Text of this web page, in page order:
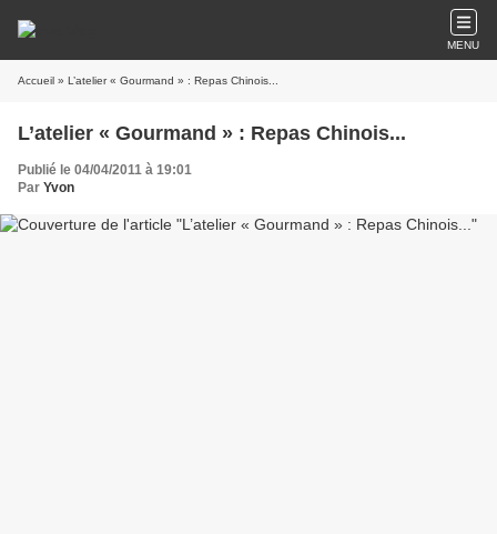
MENU
Accueil » L’atelier « Gourmand » : Repas Chinois...
L’atelier « Gourmand » : Repas Chinois...
Publié le 04/04/2011 à 19:01
Par Yvon